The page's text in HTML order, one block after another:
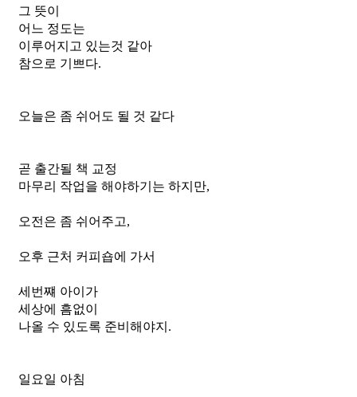
그 뜻이
어느 정도는
이루어지고 있는것 같아
참으로 기쁘다.
오늘은 좀 쉬어도 될 것 같다
곧 출간될 책 교정
마무리 작업을 해야하기는 하지만,
오전은 좀 쉬어주고,
오후 근처 커피숍에 가서
세번쨰 아이가
세상에 흠없이
나올 수 있도록 준비해야지.
일요일 아침